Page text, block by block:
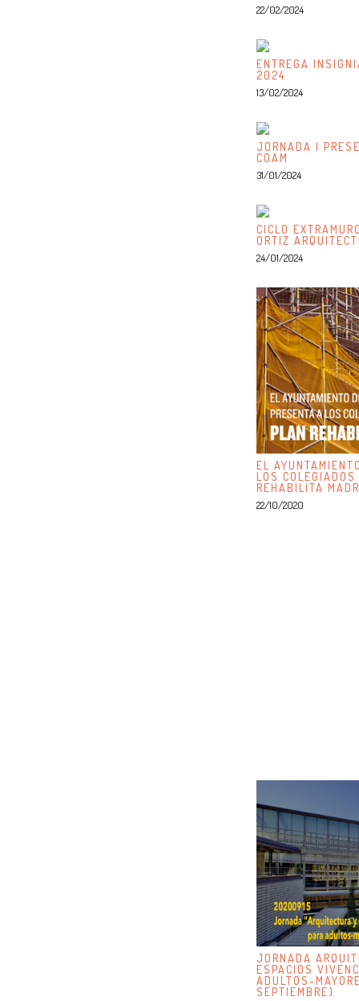
22/02/2024
ENTREGA
2024
13/02/2024
JORNADA |
COAM
31/01/2024
CICLO
ORTIZ
24/01/2024
EL
LOS
REHABILITA
22/10/2020
JORNADA
ESPACIOS
ADULTOS-
SEPTIEMBRE)